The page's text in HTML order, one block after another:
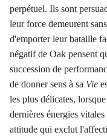
perpétuel. Ils sont
leur force demeurent
d'emporter leur bataille
négatif de Oak pensent
succession de
de donner sens à sa Vie
les plus délicates,
dernières énergies
attitude qui exclut